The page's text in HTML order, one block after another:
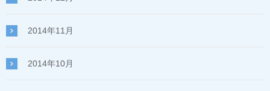
2014年11月
2014年10月